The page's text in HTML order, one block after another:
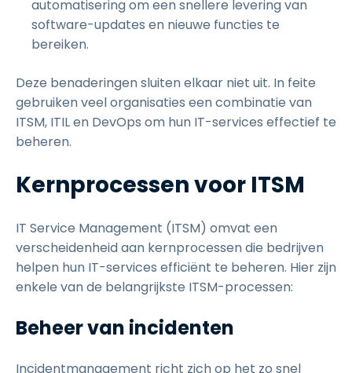
automatisering om een snellere levering van
software-updates en nieuwe functies te
bereiken.
Deze benaderingen sluiten elkaar niet uit. In feite
gebruiken veel organisaties een combinatie van
ITSM, ITIL en DevOps om hun IT-services effectief te
beheren.
Kernprocessen voor ITSM
IT Service Management (ITSM) omvat een
verscheidenheid aan kernprocessen die bedrijven
helpen hun IT-services efficiënt te beheren. Hier zijn
enkele van de belangrijkste ITSM-processen:
Beheer van incidenten
Incidentmanagement richt zich op het zo snel